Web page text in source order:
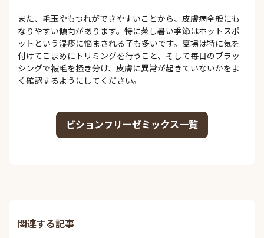
また、毛玉やもつれができやすいことから、皮膚病全般にも
なりやすい傾向があります。特に蒸し暑い季節はホットスポ
ットという湿疹に悩まされる子も多いです。夏場は特に気を
付けてこまめにトリミングを行うこと、そして毎日のブラッ
シングで被毛を掻き分け、皮膚に異常が起きていないかをよ
く確認するようにしてください。
ビションフリーゼミックス一覧
関連する記事